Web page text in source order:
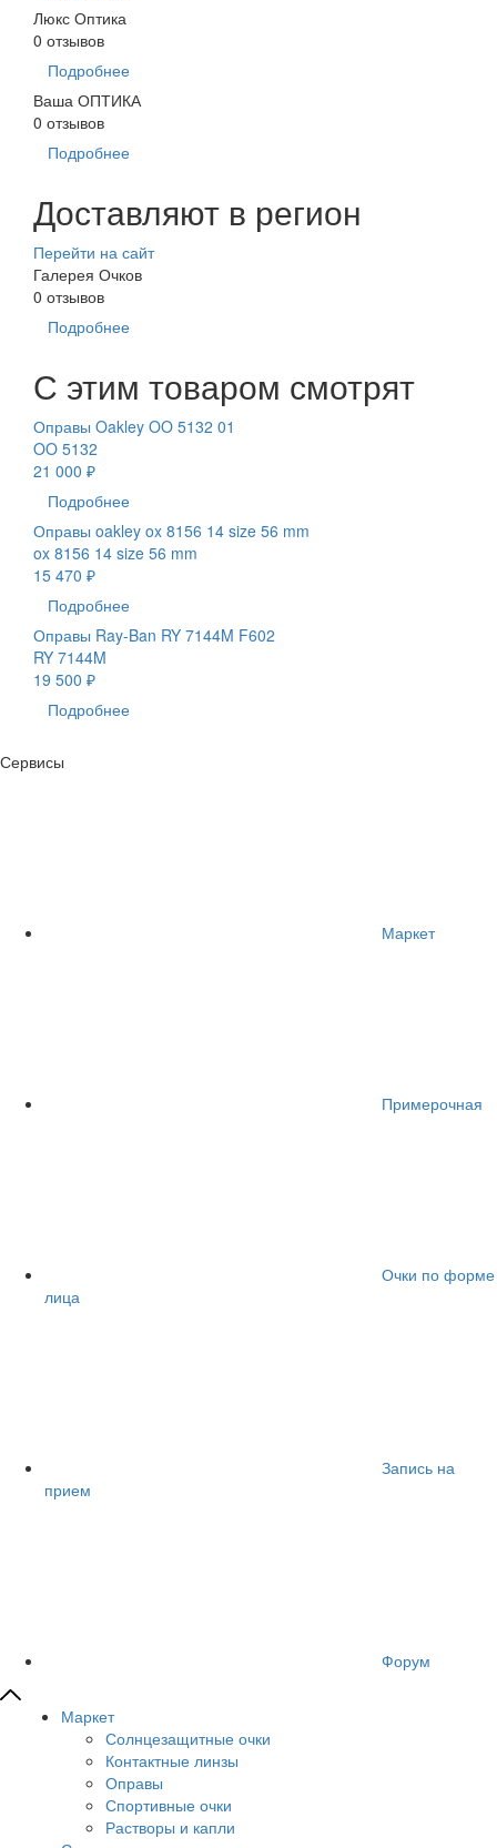
Люкс Оптика
0 отзывов
Подробнее
Ваша ОПТИКА
0 отзывов
Подробнее
Доставляют в регион
Перейти на сайт
Галерея Очков
0 отзывов
Подробнее
С этим товаром смотрят
Оправы Oakley OO 5132 01
OO 5132
21 000 ₽
Подробнее
Оправы oakley ox 8156 14 size 56 mm
ox 8156 14 size 56 mm
15 470 ₽
Подробнее
Оправы Ray-Ban RY 7144M F602
RY 7144M
19 500 ₽
Подробнее
Сервисы
Маркет
Примерочная
Очки по форме
лица
Запись на
прием
Форум
Маркет
Солнцезащитные очки
Контактные линзы
Оправы
Спортивные очки
Растворы и капли